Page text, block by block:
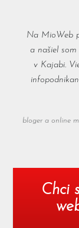
Na MioWeb
a našiel
v Kajabi.
bloger a online
Chci